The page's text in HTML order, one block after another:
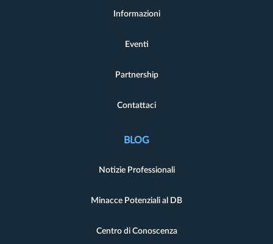
Informazioni
Eventi
Partnership
Contattaci
BLOG
Notizie Professionali
Minacce Potenziali al DB
Centro di Conoscenza